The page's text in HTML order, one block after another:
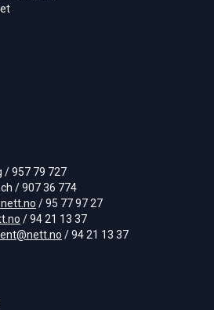
/ 957 79 727
/ 907 36 774
/ 95 77 97 27
/ 94 21 13 37
/ 94 21 13 37